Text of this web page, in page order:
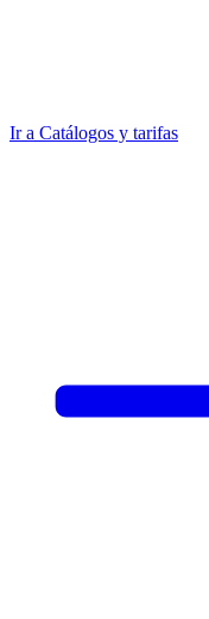
Ir a Catálogos y tarifas